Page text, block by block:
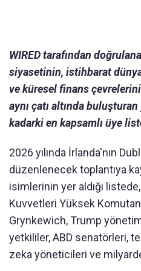
WIRED tarafından
siyasetinin, istihbarat
ve küresel finans
aynı çatı altında
kadarki en kapsamlı üye
2026 yılında İrlanda'nın
düzenlenecek toplantıya
isimlerinin yer aldığı
Kuvvetleri Yüksek
Grynkewich, Trump
yetkililer, ABD senatörleri,
zeka yöneticileri ve